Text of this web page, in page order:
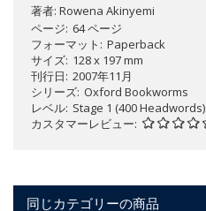
著者: Rowena Akinyemi
ページ 64 ページ
フォーマット
Paperback
サイズ 128 x 197 mm
刊行日 2007年11月
シリーズ Oxford Bookworms
レベル Stage 1 (400 Headwords)
カスタマーレビュー
同じカテゴリーの商品